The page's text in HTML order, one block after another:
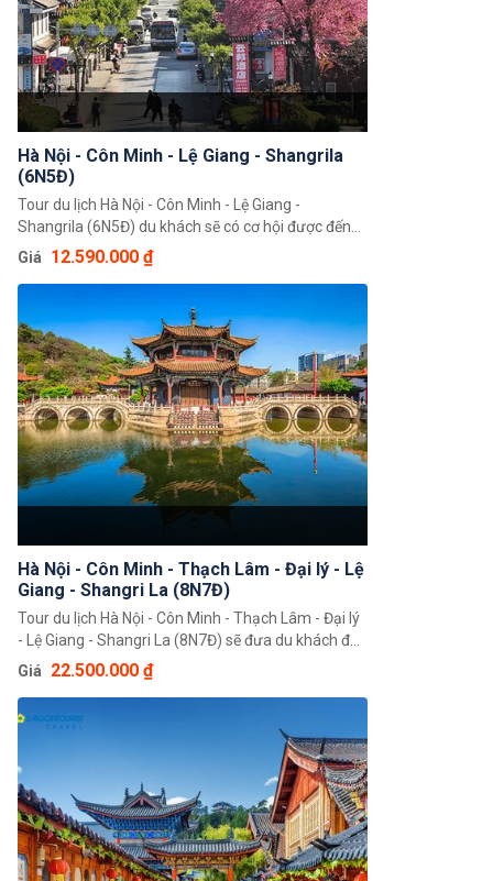
Hà Nội - Côn Minh - Lệ Giang - Shangrila
(6N5Đ)
Tour du lịch Hà Nội - Côn Minh - Lệ Giang -
Shangrila (6N5Đ) du khách sẽ có cơ hội được đến
với Lệ Giang – cố đô của vương quốc Naxi trên cao
nguyên Tây Bắc Vân Nam và đặc biệt không thể bỏ
qua cơ hội đến với Shangri La – thủ phủ châu tự trị
dân tộc Tạng Địch Khánh. Hứa hẹn đây sẽ là một
hành trình đáng nhớ.
Giá 12.590.000 ₫
Hà Nội - Côn Minh - Thạch Lâm - Đại lý - Lệ
Giang - Shangri La (8N7Đ)
Tour du lịch Hà Nội - Côn Minh - Thạch Lâm - Đại lý
- Lệ Giang - Shangri La (8N7Đ) sẽ đưa du khách đến
những vùng đất mới nơi có thể khám phá những
cảnh quan thiên nhiên, trải nghiệm văn hoá và tiếp
xúc với những người dân nơi đây. Du khách sẽ có
những cái nhìn mới mẻ về một đất nước Trung
Giá 22.500.000 ₫